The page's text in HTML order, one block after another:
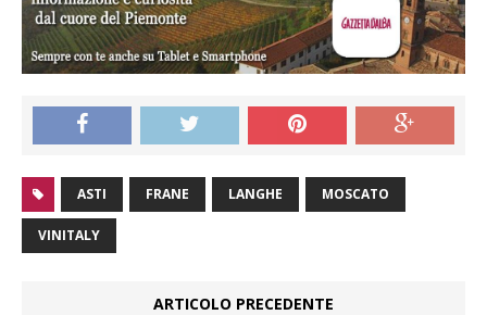
ASTI FRANE LANGHE MOSCATO
VINITALY
ARTICOLO PRECEDENTE